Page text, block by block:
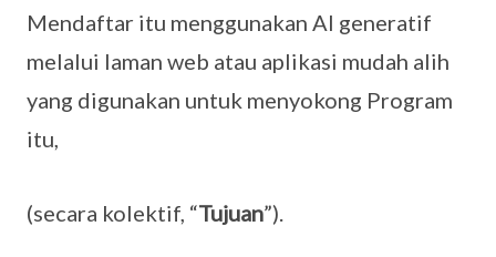
Mendaftar itu menggunakan AI generatif
melalui laman web atau aplikasi mudah alih
yang digunakan untuk menyokong Program
itu,
(secara kolektif, “Tujuan”).